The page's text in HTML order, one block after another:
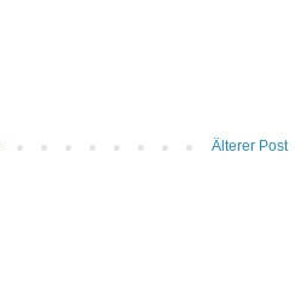
Älterer Post